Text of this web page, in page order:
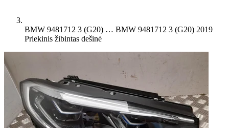
BMW 9481712 3 (G20) … BMW 9481712 3 (G20) 2019
Priekinis žibintas dešinė